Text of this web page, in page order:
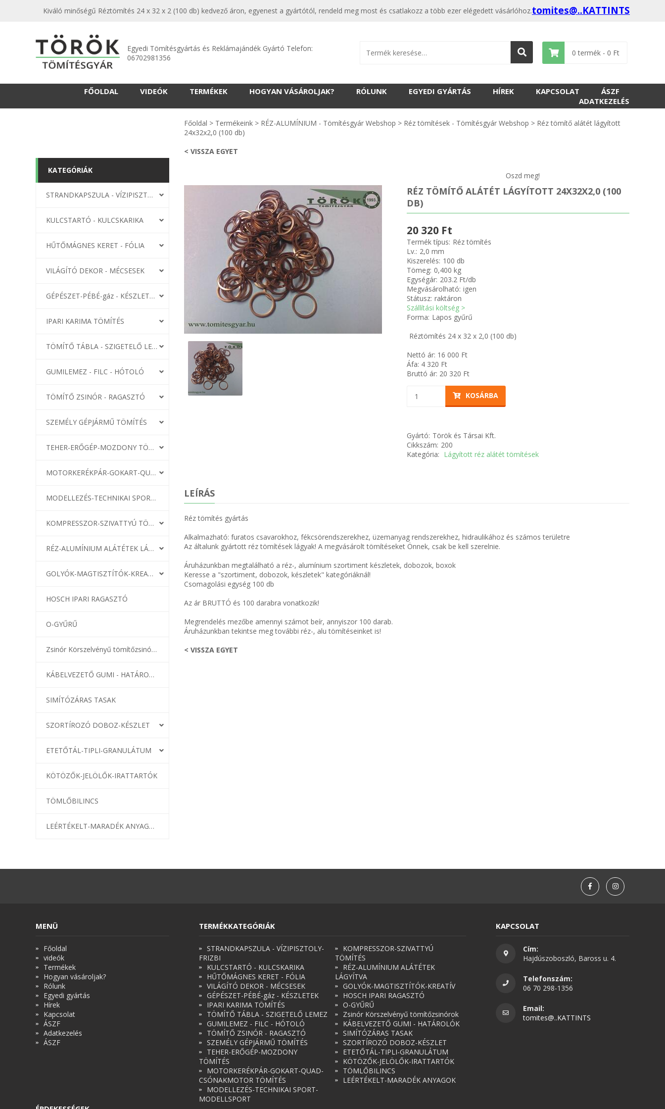
Kiváló minőségű Réztömítés 24 x 32 x 2 (100 db) kedvező áron, egyenest a gyártótól, rendeld meg most és csatlakozz a több ezer elégedett vásárlóhoz.tomites@..KATTINTS
Egyedi Tömítésgyártás és Reklámajándék Gyártó Telefon:
06702981356
0 termék - 0 Ft
FŐOLDAL VIDEÓK TERMÉKEK HOGYAN VÁSÁROLJAK? RÓLUNK EGYEDI GYÁRTÁS HÍREK KAPCSOLAT
ÁSZF
ADATKEZELÉS
KATEGÓRIÁK
STRANDKAPSZULA - VÍZIPISZTOLY-FRIZBI
KULCSTARTÓ - KULCSKARIKA
HŰTŐMÁGNES KERET - FÓLIA
VILÁGÍTÓ DEKOR - MÉCSESEK
GÉPÉSZET-PÉBÉ-gáz - KÉSZLETEK
IPARI KARIMA TÖMÍTÉS
TÖMÍTŐ TÁBLA - SZIGETELŐ LEMEZ
GUMILEMEZ - FILC - HÓTOLÓ
TÖMÍTŐ ZSINÓR - RAGASZTÓ
SZEMÉLY GÉPJÁRMŰ TÖMÍTÉS
TEHER-ERŐGÉP-MOZDONY TÖMÍTÉS
MOTORKERÉKPÁR-GOKART-QUAD-CSÓNAKMOTOR TÖMÍTÉS
MODELLEZÉS-TECHNIKAI SPORT-MODELLSPORT
KOMPRESSZOR-SZIVATTYÚ TÖMÍTÉS
RÉZ-ALUMÍNIUM ALÁTÉTEK LÁGYÍTVA
GOLYÓK-MAGTISZTÍTÓK-KREATÍV
HOSCH IPARI RAGASZTÓ
O-GYŰRŰ
Zsinór Körszelvényű tömítőzsinórok
KÁBELVEZETŐ GUMI - HATÁROLÓK
SIMÍTÓZÁRAS TASAK
SZORTÍROZÓ DOBOZ-KÉSZLET
ETETŐTÁL-TIPLI-GRANULÁTUM
KÖTÖZŐK-JELÖLŐK-IRATTARTÓK
TÖMLŐBILINCS
LEÉRTÉKELT-MARADÉK ANYAGOK
Főoldal > Termékeink > RÉZ-ALUMÍNIUM - Tömítésgyár Webshop > Réz tömítések - Tömítésgyár Webshop > Réz tömítő alátét lágyított
24x32x2,0 (100 db)
< VISSZA EGYET
Oszd meg!
RÉZ TÖMÍTŐ ALÁTÉT LÁGYÍTOTT 24X32X2,0 (100
DB)
20 320 Ft
Termék típus: Réz tömítés
Lv.: 2,0 mm
Kiszerelés: 100 db
Tömeg: 0,400 kg
Egységár: 203.2 Ft/db
Megvásárolható: igen
Státusz: raktáron
Szállítási költség >
Forma: Lapos gyűrű
Réztömítés 24 x 32 x 2,0 (100 db)
Nettó ár: 16 000 Ft
Áfa: 4 320 Ft
Bruttó ár: 20 320 Ft
KOSÁRBA
Gyártó: Török és Társai Kft.
Cikkszám: 200
Kategória: Lágyított réz alátét tömítések
LEÍRÁS
Réz tömítés gyártás
Alkalmazható: furatos csavarokhoz, fékcsörendszerekhez, üzemanyag rendszerekhez, hidraulikához és számos területre
Az általunk gyártott réz tömítések lágyak! A megvásárolt tömítéseket Önnek, csak be kell szerelnie.
Áruházunkban megtalálható a réz-, alumínium szortiment készletek, dobozok, boxok
Keresse a "szortiment, dobozok, készletek" kategóriáknál!
Csomagolási egység 100 db
Az ár BRUTTÓ és 100 darabra vonatkozik!
Megrendelés mezőbe amennyi számot beír, annyiszor 100 darab.
Áruházunkban tekintse meg további réz-, alu tömítéseinket is!
< VISSZA EGYET
MENÜ
Főoldal
videók
Termékek
Hogyan vásároljak?
Rólunk
Egyedi gyártás
Hírek
Kapcsolat
ÁSZF
Adatkezelés
ÁSZF
TERMÉKKATEGÓRIÁK
STRANDKAPSZULA - VÍZIPISZTOLY-
FRIZBI
KULCSTARTÓ - KULCSKARIKA
HŰTŐMÁGNES KERET - FÓLIA
VILÁGÍTÓ DEKOR - MÉCSESEK
GÉPÉSZET-PÉBÉ-gáz - KÉSZLETEK
IPARI KARIMA TÖMÍTÉS
TÖMÍTŐ TÁBLA - SZIGETELŐ LEMEZ
GUMILEMEZ - FILC - HÓTOLÓ
TÖMÍTŐ ZSINÓR - RAGASZTÓ
SZEMÉLY GÉPJÁRMŰ TÖMÍTÉS
TEHER-ERŐGÉP-MOZDONY
TÖMÍTÉS
MOTORKERÉKPÁR-GOKART-QUAD-
CSÓNAKMOTOR TÖMÍTÉS
MODELLEZÉS-TECHNIKAI SPORT-
MODELLSPORT
KOMPRESSZOR-SZIVATTYÚ
TÖMÍTÉS
RÉZ-ALUMÍNIUM ALÁTÉTEK
LÁGYÍTVA
GOLYÓK-MAGTISZTÍTÓK-KREATÍV
HOSCH IPARI RAGASZTÓ
O-GYŰRŰ
Zsinór Körszelvényű tömítőzsinórok
KÁBELVEZETŐ GUMI - HATÁROLÓK
SIMÍTÓZÁRAS TASAK
SZORTÍROZÓ DOBOZ-KÉSZLET
ETETŐTÁL-TIPLI-GRANULÁTUM
KÖTÖZŐK-JELÖLŐK-IRATTARTÓK
TÖMLŐBILINCS
LEÉRTÉKELT-MARADÉK ANYAGOK
KAPCSOLAT
Cím:
Hajdúszoboszló, Baross u. 4.
Telefonszám:
06 70 298-1356
Email:
tomites@..KATTINTS